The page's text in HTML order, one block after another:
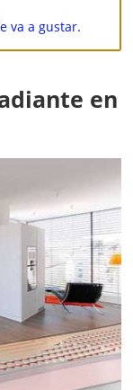
va a gustar.
en